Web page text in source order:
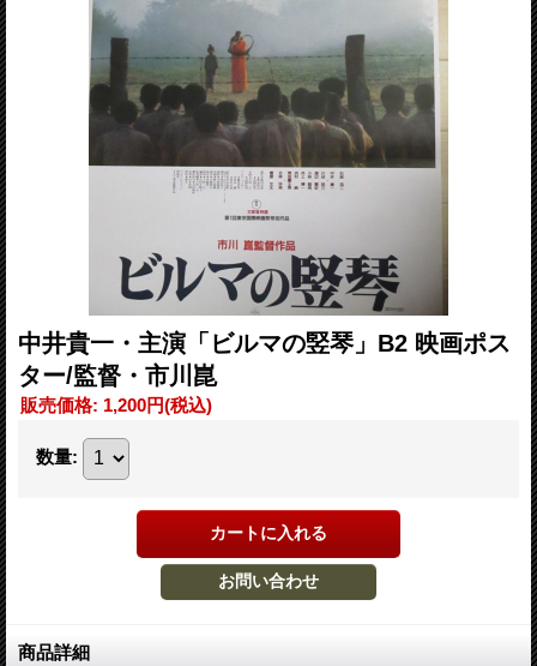
中井貴一・主演「ビルマの竪琴」B2 映画ポス
ター/監督・市川崑
販売価格: 1,200円(税込)
数量:
商品詳細